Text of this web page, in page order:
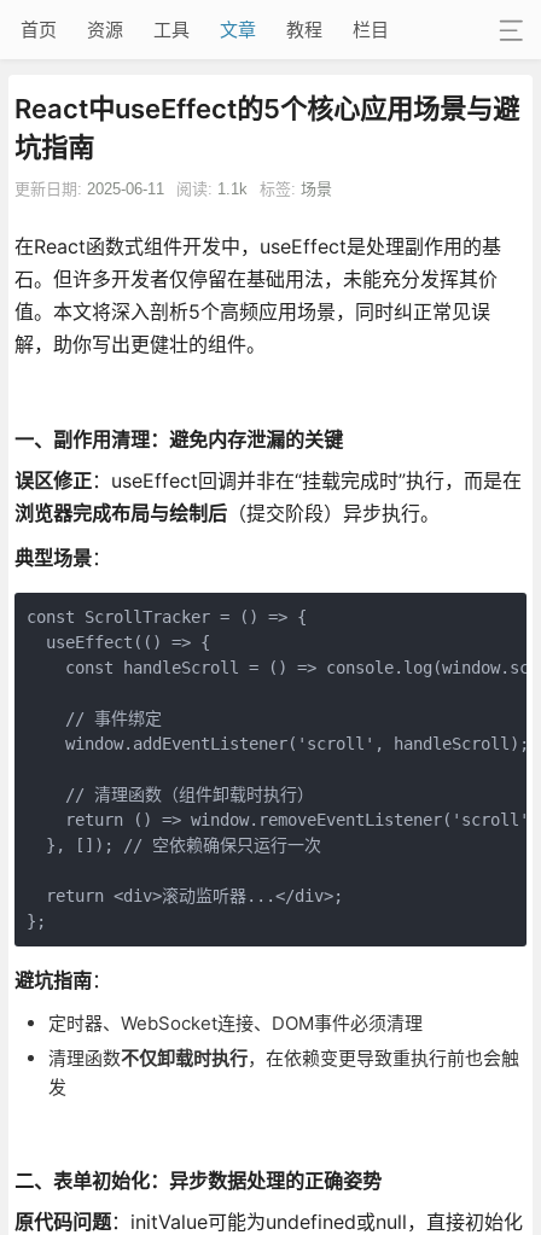
首页 资源 工具 文章 教程 栏目
React中useEffect的5个核心应用场景与避
坑指南
更新日期: 2025-06-11 阅读: 1.1k 标签: 场景
在React函数式组件开发中，useEffect是处理副作用的基
石。但许多开发者仅停留在基础用法，未能充分发挥其价
值。本文将深入剖析5个高频应用场景，同时纠正常见误
解，助你写出更健壮的组件。
一、副作用清理：避免内存泄漏的关键
误区修正：useEffect回调并非在“挂载完成时”执行，而是在
浏览器完成布局与绘制后（提交阶段）异步执行。
典型场景：
const ScrollTracker = () => {
  useEffect(() => {
const handleScroll = () =>
    // 事件绑定
    window.addEventListener('scroll', handleScroll);
    // 清理函数（组件卸载时执行）
return () =>
  }, []); // 空依赖确保只运行一次
  return <div>滚动监听器...</div>;
};
避坑指南：
定时器、WebSocket连接、DOM事件必须清理
清理函数不仅卸载时执行，在依赖变更导致重执行前也会触
发
二、表单初始化：异步数据处理的正确姿势
原代码问题：initValue可能为undefined或null，直接初始化